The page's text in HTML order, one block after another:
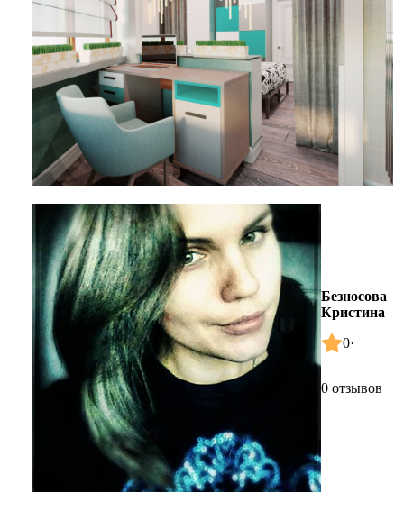
Безносова
Кристина
0·
0 отзывов